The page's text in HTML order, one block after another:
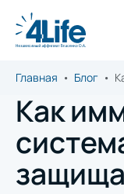
Главная Блог
Как